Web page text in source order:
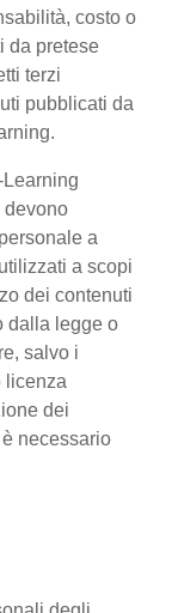
costo o
da pretese
terzi
pubblicati da
Learning
devono
a
a scopi
dei contenuti
dalla legge o
salvo i
licenza
dei
necessario